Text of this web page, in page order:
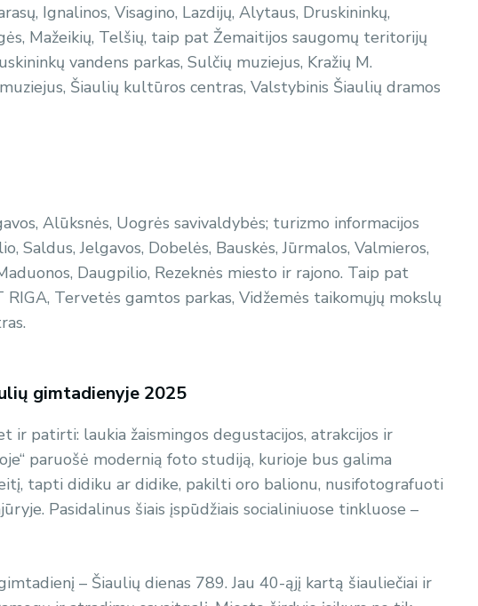
Ignalinos, Visagino, Lazdijų, Alytaus, Druskininkų,
Mažeikių, Telšių, taip pat Žemaitijos saugomų teritorijų
vandens parkas, Sulčių muziejus, Kražių M.
Šiaulių kultūros centras, Valstybinis Šiaulių dramos
Alūksnės, Uogrės savivaldybės; turizmo informacijos
Saldus, Jelgavos, Dobelės, Bauskės, Jūrmalos, Valmieros,
Daugpilio, Rezeknės miesto ir rajono. Taip pat
RIGA, Tervetės gamtos parkas, Vidžemės taikomųjų mokslų
gimtadienyje 2025
ir patirti: laukia žaismingos degustacijos, atrakcijos ir
paruošė modernią foto studiją, kurioje bus galima
tapti didiku ar didike, pakilti oro balionu, nusifotografuoti
Pasidalinus šiais įspūdžiais socialiniuose tinkluose –
– Šiaulių dienas 789. Jau 40-ąjį kartą šiauliečiai ir